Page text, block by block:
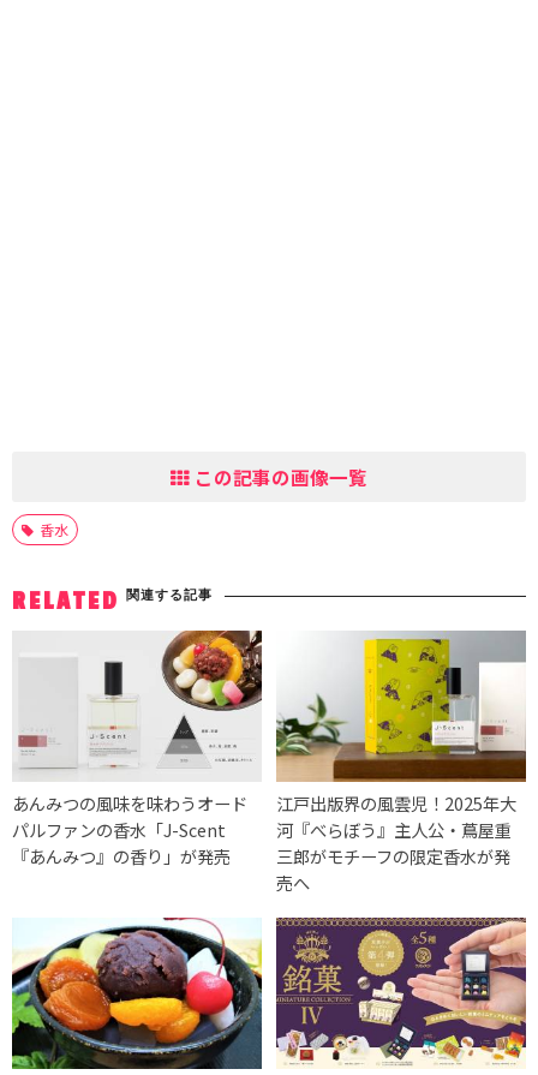
この記事の画像一覧
香水
RELATED 関連する記事
あんみつの風味を味わうオード
パルファンの香水「J-Scent
『あんみつ』の香り」が発売
江戸出版界の風雲児！2025年大
河『べらぼう』主人公・蔦屋重
三郎がモチーフの限定香水が発
売へ